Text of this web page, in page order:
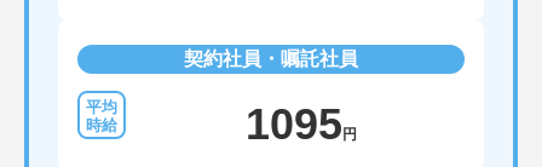
契約社員・嘱託社員
1095円